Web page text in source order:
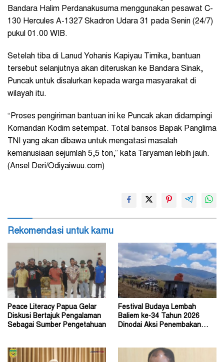
Bandara Halim Perdanakusuma menggunakan pesawat C-
130 Hercules A-1327 Skadron Udara 31 pada Senin (24/7)
pukul 01.00 WIB.
Setelah tiba di Lanud Yohanis Kapiyau Timika, bantuan
tersebut selanjutnya akan diteruskan ke Bandara Sinak,
Puncak untuk disalurkan kepada warga masyarakat di
wilayah itu.
“Proses pengiriman bantuan ini ke Puncak akan didampingi
Komandan Kodim setempat. Total bansos Bapak Panglima
TNI yang akan dibawa untuk mengatasi masalah
kemanusiaan sejumlah 5,5 ton,” kata Taryaman lebih jauh.
(Ansel Deri/Odiyaiwuu.com)
Rekomendasi untuk kamu
Peace Literacy Papua Gelar
Diskusi Bertajuk Pengalaman
Sebagai Sumber Pengetahuan
Festival Budaya Lembah
Baliem ke-34 Tahun 2026
Dinodai Aksi Penembakan